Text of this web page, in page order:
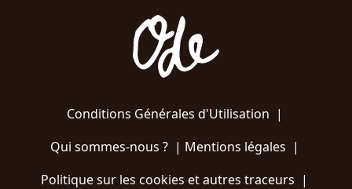
Conditions Générales d'Utilisation |
Qui sommes-nous ?| Mentions légales |
Politique sur les cookies et autres traceurs |